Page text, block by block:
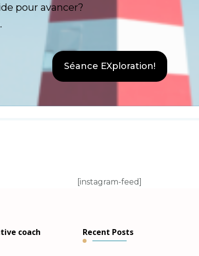
pour avancer?
Séance EXploration!
[instagram-feed]
coach Recent Posts